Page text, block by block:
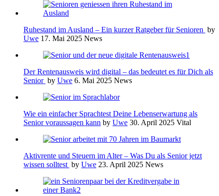
Ruhestand im Ausland – Ein kurzer Ratgeber für Senioren by
Uwe 17. Mai 2025 News
Der Rentenausweis wird digital – das bedeutet es für Dich als
Senior by Uwe 6. Mai 2025 News
Wie ein einfacher Sprachtest Deine Lebenserwartung als
Senior voraussagen kann by Uwe 30. April 2025 Vital
Aktivrente und Steuern im Alter – Was Du als Senior jetzt
wissen solltest by Uwe 23. April 2025 News